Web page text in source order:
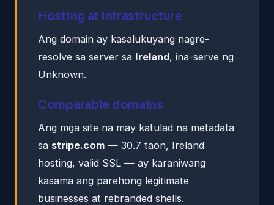
Hosting at infrastructure
Ang domain ay kasalukuyang nagre-
resolve sa server sa Ireland, ina-serve ng
Unknown.
Comparable domains
Ang mga site na may katulad na metadata
sa stripe.com — 30.7 taon, Ireland
hosting, valid SSL — ay karaniwang
kasama ang parehong legitimate
businesses at rebranded shells.